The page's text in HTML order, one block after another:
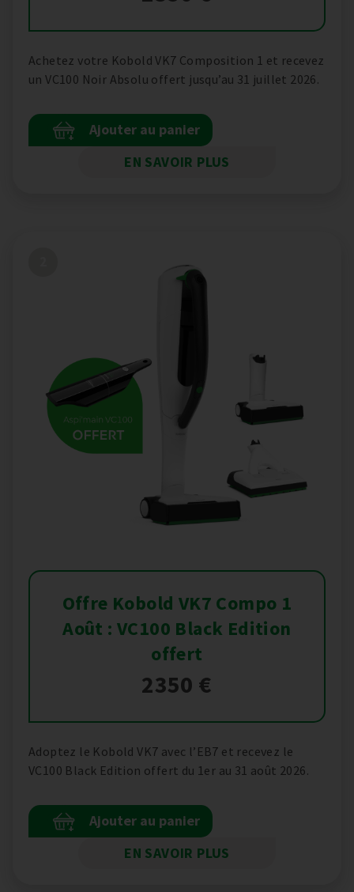
Achetez votre Kobold VK7 Composition 1 et recevez
un VC100 Noir Absolu offert jusqu’au 31 juillet 2026.
EN SAVOIR PLUS
+ Ajouter au panier
Offre Kobold VK7 Compo 1
Août : VC100 Black Edition
offert
2350 €
Adoptez le Kobold VK7 avec l’EB7 et recevez le
VC100 Black Edition offert du 1er au 31 août 2026.
EN SAVOIR PLUS
+ Ajouter au panier